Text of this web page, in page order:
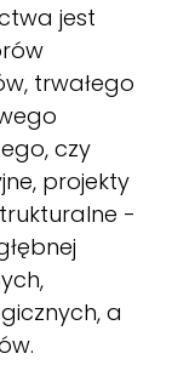
jest
trwałego
czy
projekty
-
a